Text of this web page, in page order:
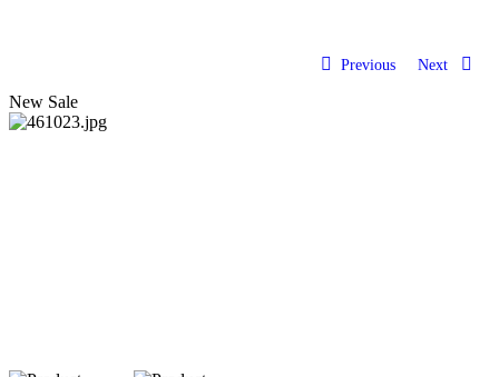
Previous Next
New Sale